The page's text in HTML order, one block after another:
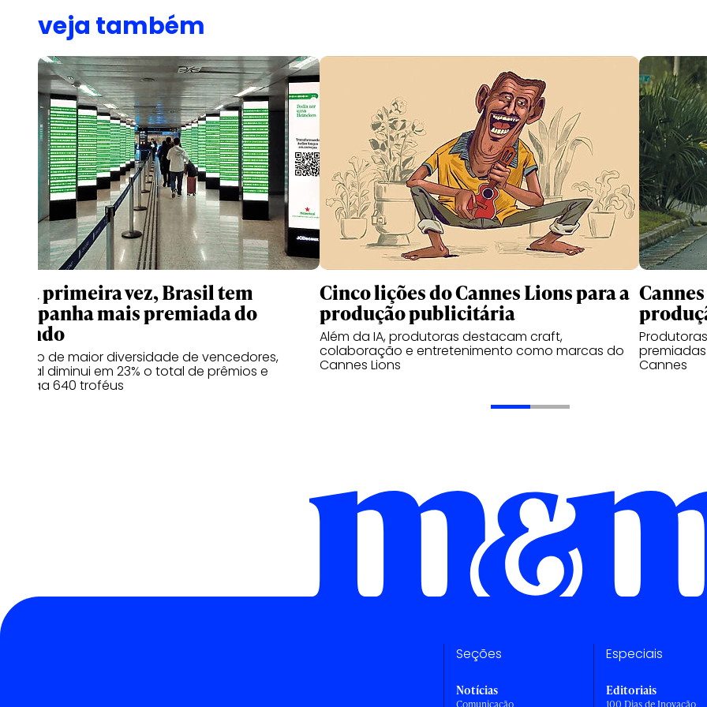
veja também
Pela primeira vez, Brasil tem
campanha mais premiada do
mundo
No ano de maior diversidade de vencedores,
festival diminui em 23% o total de prêmios e
entrega 640 troféus
Cinco lições do Cannes Lions para a
produção publicitária
Além da IA, produtoras destacam craft,
colaboração e entretenimento como marcas do
Cannes Lions Cannes
Seções
Notícias
Especiais
Editoriais